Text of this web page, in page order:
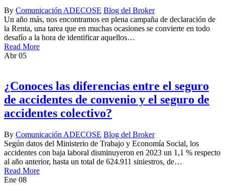
By Comunicación ADECOSE Blog del Broker
Un año más, nos encontramos en plena campaña de declaración de
la Renta, una tarea que en muchas ocasiones se convierte en todo
desafío a la hora de identificar aquellos…
Read More
Abr 05
¿Conoces las diferencias entre el seguro
de accidentes de convenio y el seguro de
accidentes colectivo?
By Comunicación ADECOSE Blog del Broker
Según datos del Ministerio de Trabajo y Economía Social, los
accidentes con baja laboral disminuyeron en 2023 un 1,1 % respecto
al año anterior, hasta un total de 624.911 siniestros, de…
Read More
Ene 08